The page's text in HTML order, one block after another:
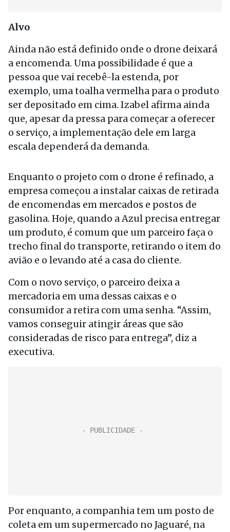
Alvo
Ainda não está definido onde o drone deixará
a encomenda. Uma possibilidade é que a
pessoa que vai recebê-la estenda, por
exemplo, uma toalha vermelha para o produto
ser depositado em cima. Izabel afirma ainda
que, apesar da pressa para começar a oferecer
o serviço, a implementação dele em larga
escala dependerá da demanda.
Enquanto o projeto com o drone é refinado, a
empresa começou a instalar caixas de retirada
de encomendas em mercados e postos de
gasolina. Hoje, quando a Azul precisa entregar
um produto, é comum que um parceiro faça o
trecho final do transporte, retirando o item do
avião e o levando até a casa do cliente.
Com o novo serviço, o parceiro deixa a
mercadoria em uma dessas caixas e o
consumidor a retira com uma senha. “Assim,
vamos conseguir atingir áreas que são
consideradas de risco para entrega”, diz a
executiva.
Por enquanto, a companhia tem um posto de
coleta em um supermercado no Jaguaré, na